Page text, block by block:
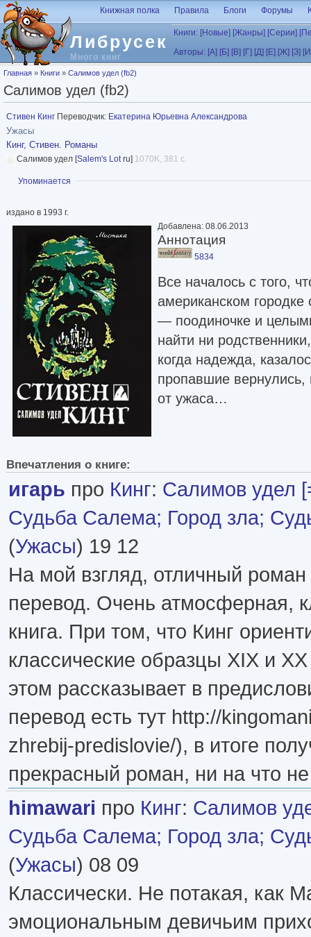
Перейти к основному содержанию
Либрусек
Много книг
Книжная полка Правила Блоги Форумы
Книги: [Новые] [Жанры] [Серии]
Авторы: [А] [Б] [В] [Г] [Д] [Е] [Ж] [З]
Вы здесь
Главная » Книги » Салимов удел (fb2)
Салимов удел (fb2)
Стивен Кинг Переводчик: Екатерина Юрьевна Александрова
Ужасы
Кинг, Стивен. Романы
Салимов удел [Salem's Lotru] 1070K, 381 с.
Показать
Упоминается
издано в 1993 г.
Добавлена: 08.06.2013
Аннотация
5834
Все началось с того,
американском
— поодиночке и
найти ни
когда надежда,
пропавшие вернулись,
от ужаса…
Впечатления о книге:
игарь про Кинг: Салимов удел
Судьба Салема; Город зла;
(Ужасы) 19 12
На мой взгляд, отличный
перевод. Очень атмосферная,
книга. При том, что Кинг
классические образцы XIX и
этом рассказывает в
перевод есть тут http://
zhrebij-predislovie/), в итоге
прекрасный роман, ни на что
himawari про Кинг: Салимов
Судьба Салема; Город зла;
(Ужасы) 08 09
Классически. Не потакая, как
эмоциональным девичьим